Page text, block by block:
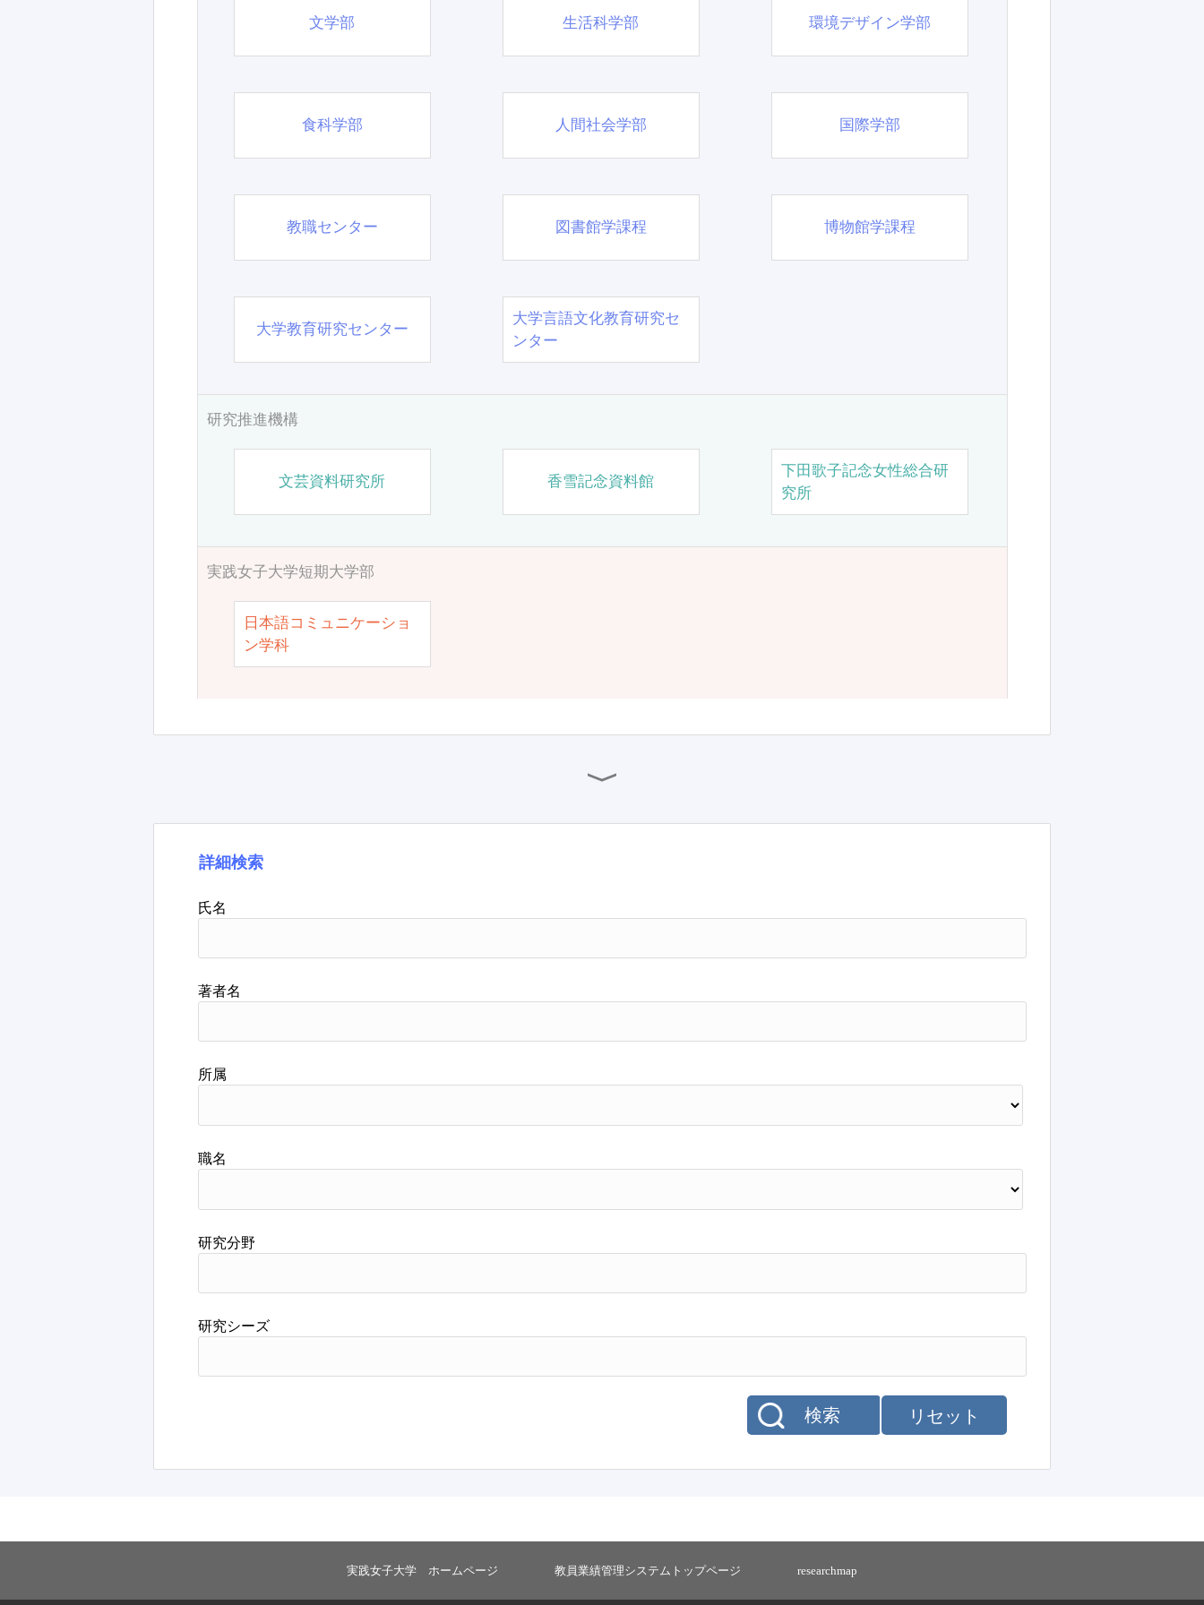
文学部 生活科学部 環境デザイン学部
食科学部 人間社会学部 国際学部
教職センター 図書館学課程 博物館学課程
大学教育研究センター
大学言語文化教育研究セ
ンター
研究推進機構
文芸資料研究所 香雪記念資料館
下田歌子記念女性総合研
究所
実践女子大学短期大学部
日本語コミュニケーショ
ン学科
詳細検索
氏名
著者名
所属
職名
研究分野
研究シーズ
リセット
検索
実践女子大学 ホームページ 教員業績管理システムトップページ researchmap